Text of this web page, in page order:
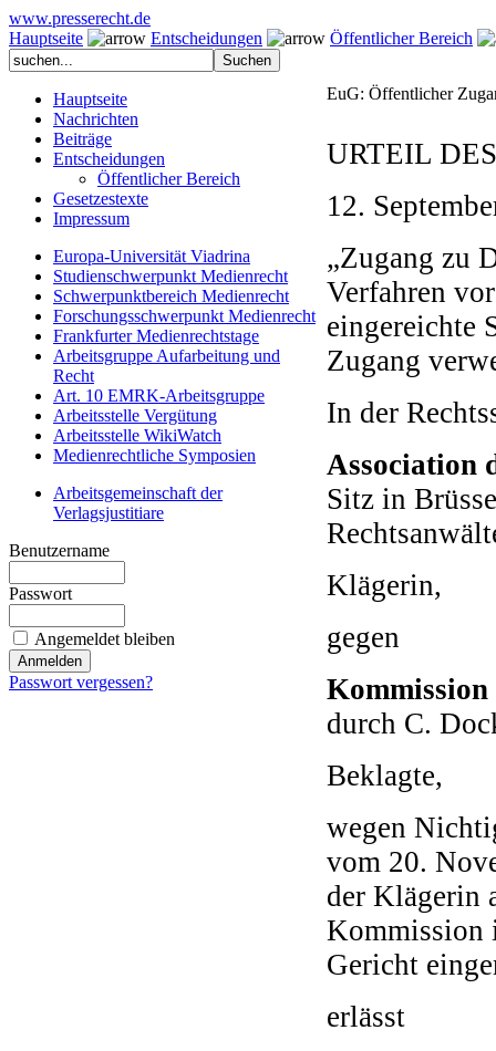
www.presserecht.de
Hauptseite
Entscheidungen Öffentlicher Bereich
Hauptseite
Nachrichten
Beiträge
Entscheidungen
Öffentlicher Bereich
Gesetzestexte
Impressum
Europa-Universität Viadrina
Studienschwerpunkt Medienrecht
Schwerpunktbereich Medienrecht
Forschungsschwerpunkt Medienrecht
Frankfurter Medienrechtstage
Arbeitsgruppe Aufarbeitung und
Recht
Art. 10 EMRK-Arbeitsgruppe
Arbeitsstelle Vergütung
Arbeitsstelle WikiWatch
Medienrechtliche Symposien
Arbeitsgemeinschaft der
Verlagsjustitiare
Benutzername
Passwort
Angemeldet bleiben
Passwort vergessen?
EuG: Öffentlicher
URTEIL
12.
„Zugang zu
Verfahren
eingereichte
Zugang
In der
Association
Sitz in
Klägerin,
gegen
Kommission
durch C.
Beklagte,
wegen
vom 20.
der Klägerin
Kommission
Gericht
erlässt